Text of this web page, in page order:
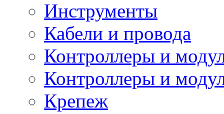
Инструменты
Кабели и провода
Контроллеры и
Контроллеры и
Крепеж